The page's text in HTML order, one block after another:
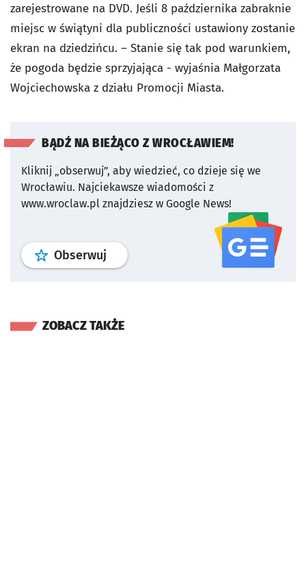
zarejestrowane na DVD. Jeśli 8 października zabraknie
miejsc w świątyni dla publiczności ustawiony zostanie
ekran na dziedzińcu. – Stanie się tak pod warunkiem,
że pogoda będzie sprzyjająca - wyjaśnia Małgorzata
Wojciechowska z działu Promocji Miasta.
BĄDŹ NA BIEŻĄCO Z WROCŁAWIEM!
Kliknij „obserwuj”, aby wiedzieć, co dzieje się we
Wrocławiu. Najciekawsze wiadomości z
www.wroclaw.pl znajdziesz w Google News!
Obserwuj profil serwisu
ZOBACZ TAKŻE